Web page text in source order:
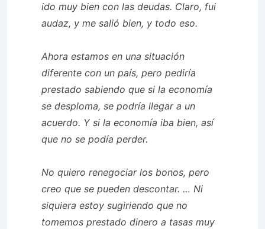
ido muy bien con las deudas. Claro, fui
audaz, y me salió bien, y todo eso.
Ahora estamos en una situación
diferente con un país, pero pediría
prestado sabiendo que si la economía
se desploma, se podría llegar a un
acuerdo. Y si la economía iba bien, así
que no se podía perder.
No quiero renegociar los bonos, pero
creo que se pueden descontar. … Ni
siquiera estoy sugiriendo que no
tomemos prestado dinero a tasas muy